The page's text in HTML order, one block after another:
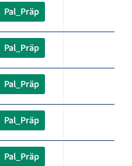
Pal_Präp
Pal_Präp
Pal_Präp
Pal_Präp
Pal_Präp